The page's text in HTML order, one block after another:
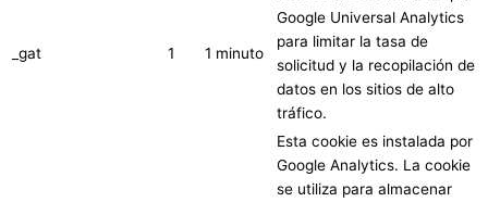
_gat 1 1 minuto
Google Universal Analytics
para limitar la tasa de
solicitud y la recopilación de
datos en los sitios de alto
tráfico.
Esta cookie es instalada por
Google Analytics. La cookie
se utiliza para almacenar